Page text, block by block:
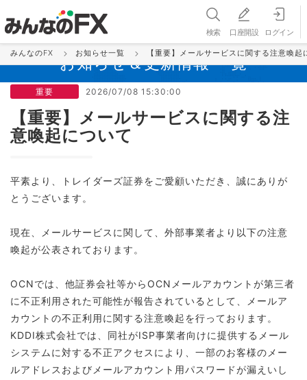
検索 口座開設 ログイン
お知らせ＆更新情報 一覧
みんなのFX お知らせ一覧 【重要】メールサービスに関する注意喚起
重要 2026/07/08 15:30:00
【重要】メールサービスに関する注
意喚起について
平素より、トレイダーズ証券をご愛顧いただき、誠にありが
とうございます。
現在、メールサービスに関して、外部事業者より以下の注意
喚起が公表されております。
OCNでは、他証券会社等からOCNメールアカウントが第三者
に不正利用された可能性が報告されているとして、メールア
カウントの不正利用に関する注意喚起を行っております。
KDDI株式会社では、同社がISP事業者向けに提供するメール
システムに対する不正アクセスにより、一部のお客様のメー
ルアドレスおよびメールアカウント用パスワードが漏えいし